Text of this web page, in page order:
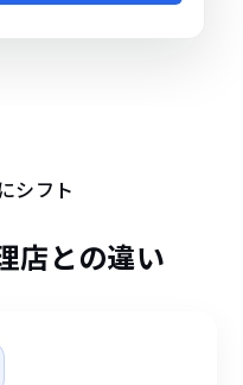
LO
シフト
店との違い